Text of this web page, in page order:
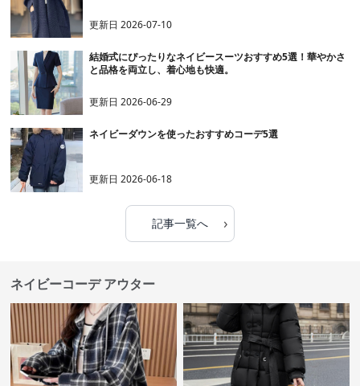
更新日2026-07-10
結婚式にぴったりなネイビースーツおすすめ5選！華やかさ
と品格を両立し、着心地も快適。
更新日2026-06-29
ネイビーダウンを使ったおすすめコーデ5選
更新日2026-06-18
記事一覧へ ›
ネイビーコーデ アウター